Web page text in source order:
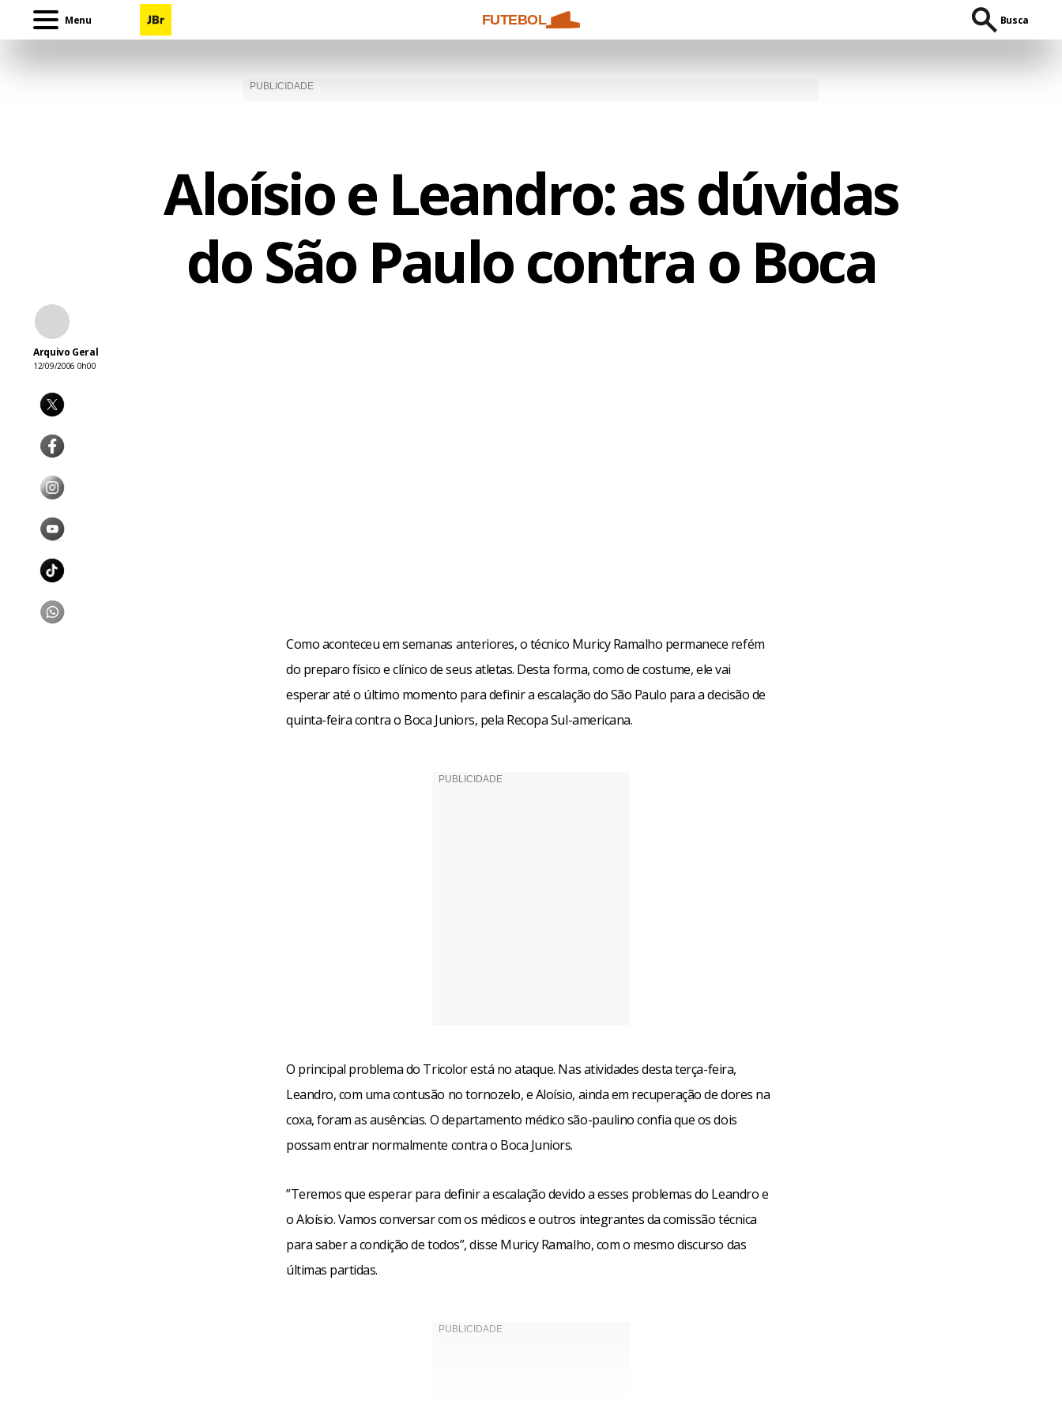
Menu FUTEBOL Busca
Aloísio e Leandro: as dúvidas
do São Paulo contra o Boca
Arquivo Geral
12/09/2006 0h00
Como aconteceu em semanas anteriores, o técnico Muricy Ramalho permanece refém
do preparo físico e clínico de seus atletas. Desta forma, como de costume, ele vai
esperar até o último momento para definir a escalação do São Paulo para a decisão de
quinta-feira contra o Boca Juniors, pela Recopa Sul-americana.
O principal problema do Tricolor está no ataque. Nas atividades desta terça-feira,
Leandro, com uma contusão no tornozelo, e Aloísio, ainda em recuperação de dores na
coxa, foram as ausências. O departamento médico são-paulino confia que os dois
possam entrar normalmente contra o Boca Juniors.
”Teremos que esperar para definir a escalação devido a esses problemas do Leandro e
o Aloísio. Vamos conversar com os médicos e outros integrantes da comissão técnica
para saber a condição de todos”, disse Muricy Ramalho, com o mesmo discurso das
últimas partidas.